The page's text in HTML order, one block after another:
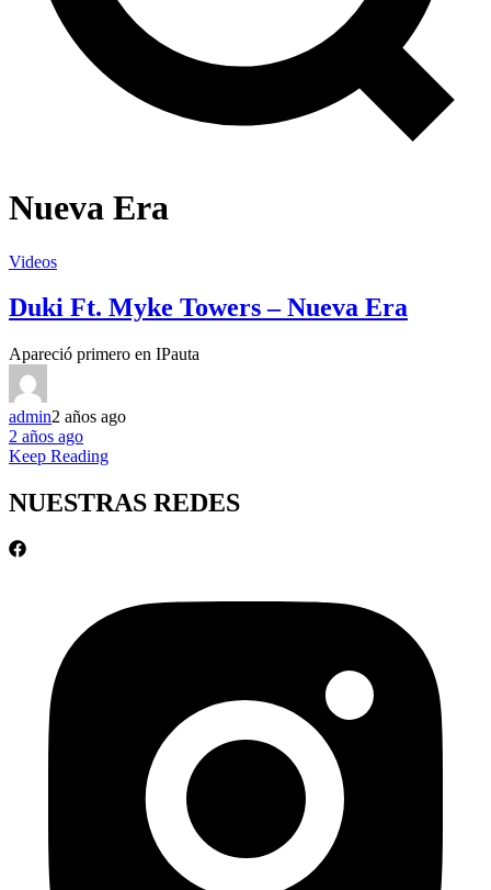
Nueva Era
Videos
Duki Ft. Myke Towers – Nueva Era
Apareció primero en IPauta
admin2 años ago
2 años ago
Keep Reading
NUESTRAS REDES